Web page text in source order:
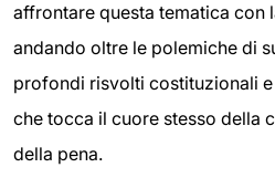
affrontare questa tematica con
andando oltre le polemiche di
profondi risvolti costituzionali
che tocca il cuore stesso della
della pena.